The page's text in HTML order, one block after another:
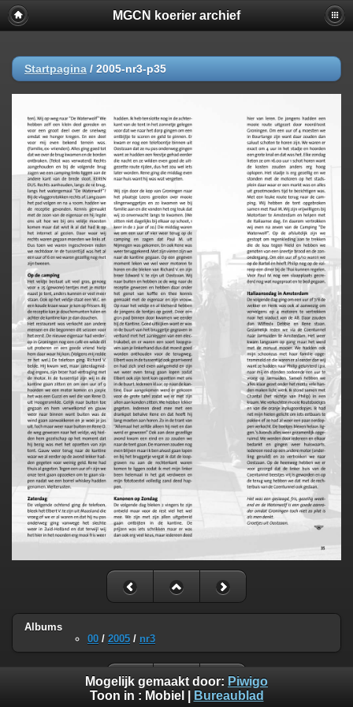
MGCN koerier archief
Startpagina / 2005-nr3-p35
Albums
00 / 2005 / nr3
Mogelijk gemaakt door: Piwigo
Toon in : Mobiel Bureaublad